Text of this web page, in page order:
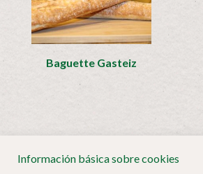
Baguette Gasteiz
Información básica sobre cookies